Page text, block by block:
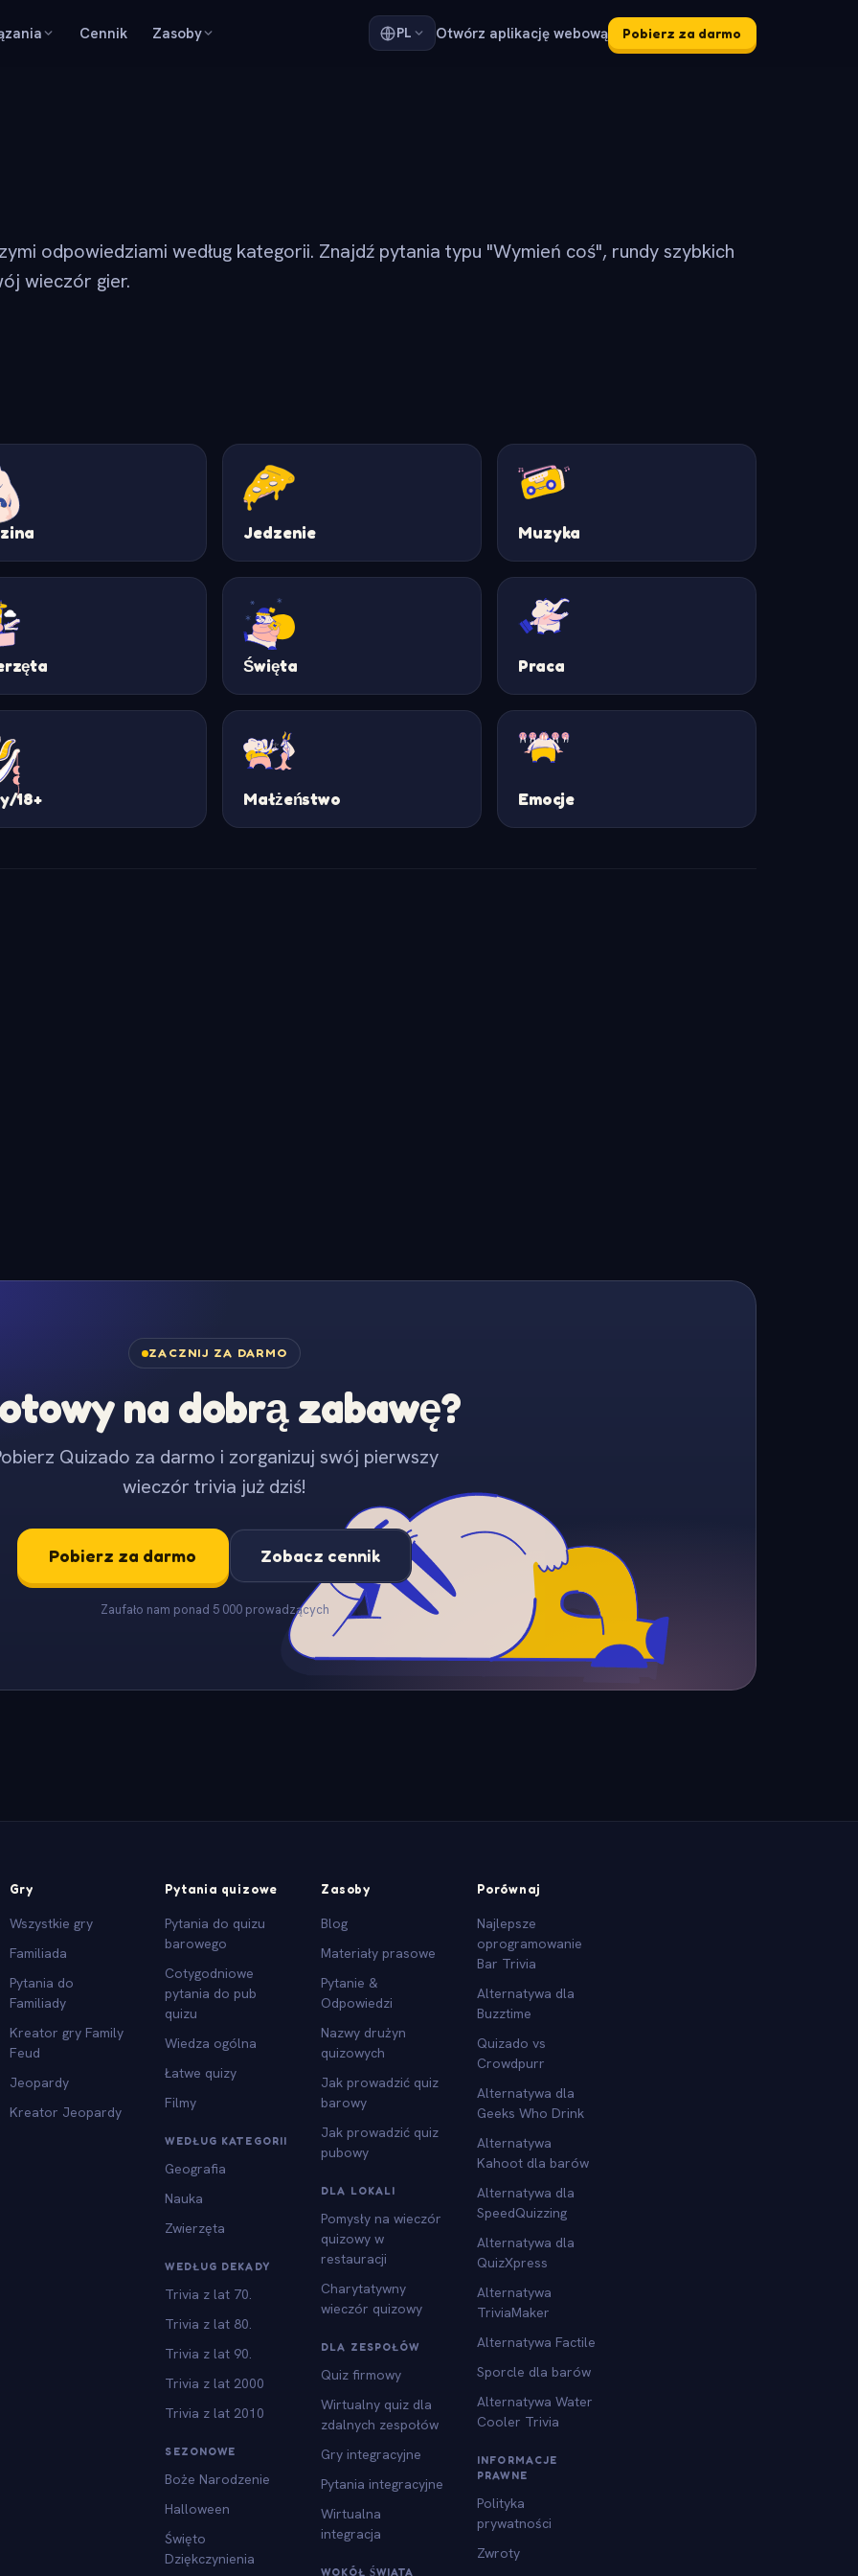
Cennik Zasoby PL Otwórz aplikację webową Pobierz za darmo
odpowiedziami według kategorii. Znajdź pytania typu "Wymień coś", rundy szybkich
wieczór gier.
Jedzenie Muzyka
Święta Praca
18+ Małżeństwo Emocje
ZACZNIJ ZA DARMO
na dobrą zabawę?
Quizado za darmo i zorganizuj swój pierwszy
wieczór trivia już dziś!
Pobierz za darmo Zobacz cennik
Zaufało nam ponad 5 000 prowadzących
Gry
Wszystkie gry
Familiada
Pytania do
Familiady
Kreator gry Family
Feud
Jeopardy
Kreator Jeopardy
Pytania quizowe
Pytania do quizu
barowego
Cotygodniowe
pytania do pub
quizu
Wiedza ogólna
Łatwe quizy
Filmy
WEDŁUG KATEGORII
Geografia
Nauka
Zwierzęta
WEDŁUG DEKADY
Trivia z lat 70.
Trivia z lat 80.
Trivia z lat 90.
Trivia z lat 2000
Trivia z lat 2010
SEZONOWE
Boże Narodzenie
Halloween
Święto
Dziękczynienia
Zasoby
Blog
Materiały prasowe
Pytanie &
Odpowiedzi
Nazwy drużyn
quizowych
Jak prowadzić quiz
barowy
Jak prowadzić quiz
pubowy
DLA LOKALI
Pomysły na wieczór
quizowy w
restauracji
Charytatywny
wieczór quizowy
DLA ZESPOŁÓW
Quiz firmowy
Wirtualny quiz dla
zdalnych zespołów
Gry integracyjne
Pytania integracyjne
Wirtualna
integracja
WOKÓŁ ŚWIATA
Porównaj
Najlepsze
oprogramowanie
Bar Trivia
Alternatywa dla
Buzztime
Quizado vs
Crowdpurr
Alternatywa dla
Geeks Who Drink
Alternatywa
Kahoot dla barów
Alternatywa dla
SpeedQuizzing
Alternatywa dla
QuizXpress
Alternatywa
TriviaMaker
Alternatywa Factile
Sporcle dla barów
Alternatywa Water
Cooler Trivia
INFORMACJE
PRAWNE
Polityka
prywatności
Zwroty